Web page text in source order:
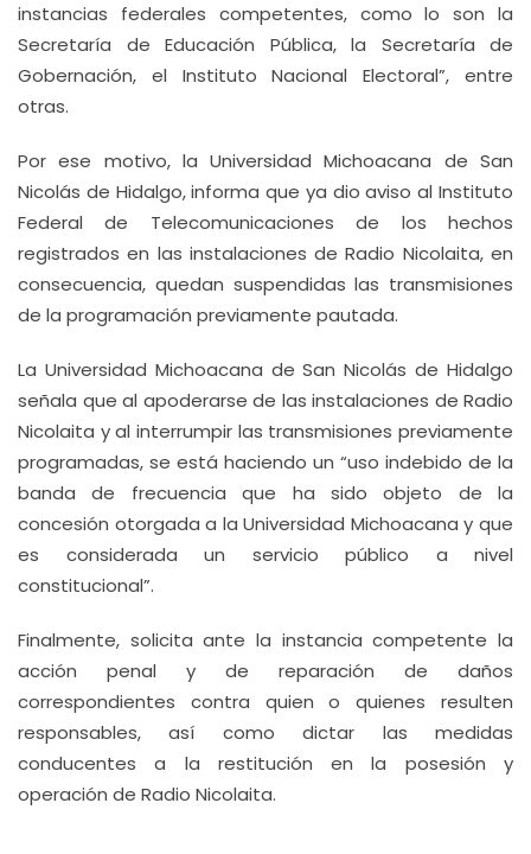
instancias federales competentes, como lo son la
Secretaría de Educación Pública, la Secretaría de
Gobernación, el Instituto Nacional Electoral”, entre
otras.
Por ese motivo, la Universidad Michoacana de San
Nicolás de Hidalgo, informa que ya dio aviso al Instituto
Federal de Telecomunicaciones de los hechos
registrados en las instalaciones de Radio Nicolaita, en
consecuencia, quedan suspendidas las transmisiones
de la programación previamente pautada.
La Universidad Michoacana de San Nicolás de Hidalgo
señala que al apoderarse de las instalaciones de Radio
Nicolaita y al interrumpir las transmisiones previamente
programadas, se está haciendo un “uso indebido de la
banda de frecuencia que ha sido objeto de la
concesión otorgada a la Universidad Michoacana y que
es considerada un servicio público a nivel
constitucional”.
Finalmente, solicita ante la instancia competente la
acción penal y de reparación de daños
correspondientes contra quien o quienes resulten
responsables, así como dictar las medidas
conducentes a la restitución en la posesión y
operación de Radio Nicolaita.